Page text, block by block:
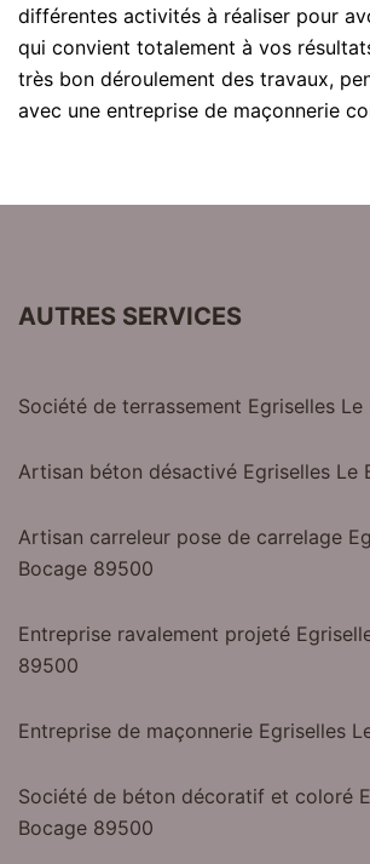
différentes activités à réaliser pour
qui convient totalement à vos
très bon déroulement des travaux,
avec une entreprise de maçonnerie
AUTRES SERVICES
Société de terrassement Egriselles
Artisan béton désactivé Egriselles Le
Artisan carreleur pose de carrelage
Bocage 89500
Entreprise ravalement projeté
89500
Entreprise de maçonnerie Egriselles
Société de béton décoratif et coloré
Bocage 89500